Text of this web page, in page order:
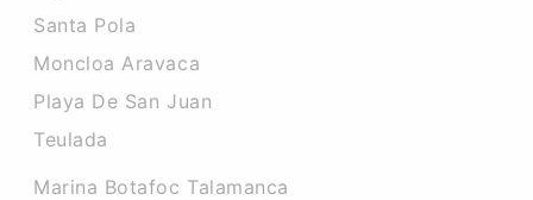
Santa Pola
Moncloa Aravaca
Playa De San Juan
Teulada
Marina Botafoc Talamanca